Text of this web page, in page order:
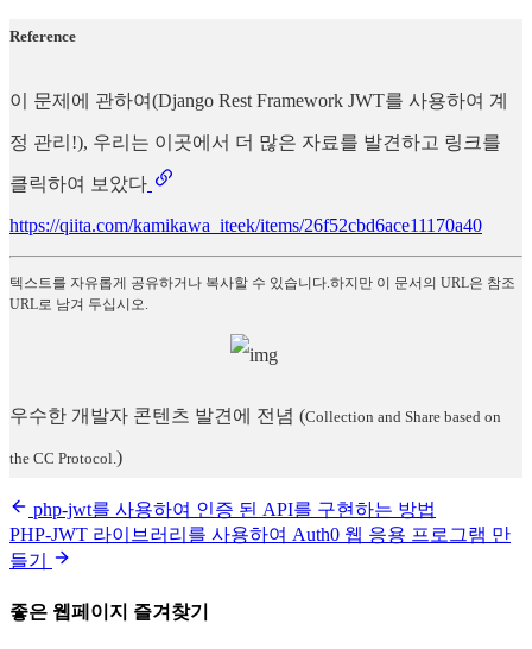
Reference
이 문제에 관하여(Django Rest Framework JWT를 사용하여 계
정 관리!), 우리는 이곳에서 더 많은 자료를 발견하고 링크를
클릭하여 보았다
https://qiita.com/kamikawa_iteek/items/26f52cbd6ace11170a40
텍스트를 자유롭게 공유하거나 복사할 수 있습니다.하지만 이 문서의 URL은 참조
URL로 남겨 두십시오.
우수한 개발자 콘텐츠 발견에 전념 (Collection and Share based on
the CC Protocol.)
php-jwt를 사용하여 인증 된 API를 구현하는 방법
PHP-JWT 라이브러리를 사용하여 Auth0 웹 응용 프로그램 만
들기
좋은 웹페이지 즐겨찾기